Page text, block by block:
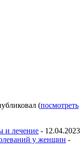
(посмотреть
и лечение - 12.04.2023
у женщин -